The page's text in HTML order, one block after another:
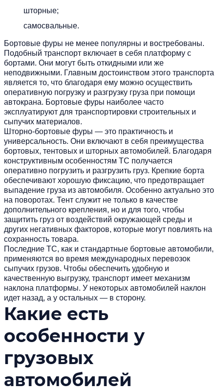
шторные;
самосвальные.
Бортовые фуры не менее популярны и востребованы.
Подобный транспорт включает в себя платформу с
бортами. Они могут быть откидными или же
неподвижными. Главным достоинством этого транспорта
является то, что благодаря ему можно осуществить
оперативную погрузку и разгрузку груза при помощи
автокрана. Бортовые фуры наиболее часто
эксплуатируют для транспортировки строительных и
сыпучих материалов.
Шторно-бортовые фуры — это практичность и
универсальность. Они включают в себя преимущества
бортовых, тентовых и шторных автомобилей. Благодаря
конструктивным особенностям ТС получается
оперативно погрузить и разгрузить груз. Крепкие борта
обеспечивают хорошую фиксацию, что предотвращает
выпадение груза из автомобиля. Особенно актуально это
на поворотах. Тент служит не только в качестве
дополнительного крепления, но и для того, чтобы
защитить груз от воздействий окружающей среды и
других негативных факторов, которые могут повлиять на
сохранность товара.
Последние ТС, как и стандартные бортовые автомобили,
применяются во время международных перевозок
сыпучих грузов. Чтобы обеспечить удобную и
качественную выгрузку, транспорт имеет механизм
наклона платформы. У некоторых автомобилей наклон
идет назад, а у остальных — в сторону.
Какие есть
особенности у
грузовых
автомобилей